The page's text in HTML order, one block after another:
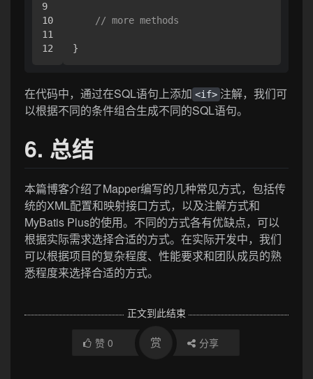
9
10
11
// more methods
在代码中，通过在SQL语句上添加 <if> 注解，我们可
以根据不同的条件组合生成不同的SQL语句。
6. 总结
本篇博客介绍了Mapper编写的几种常见方式，包括传
统的XML配置和映射接口方式，以及注解方式和
MyBatis Plus的使用。不同的方式各有优缺点，可以
根据实际需求选择合适的方式。在实际开发中，我们
可以根据项目的复杂程度、性能要求和团队成员的熟
悉程度来选择合适的方式。
正文到此结束
赞 0 赏 分享